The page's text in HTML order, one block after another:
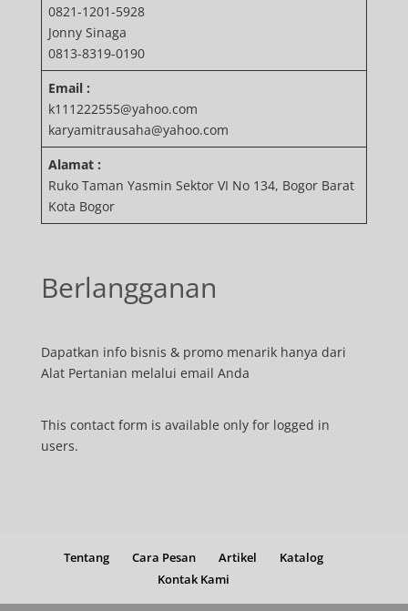
0821-1201-5928
Jonny Sinaga
0813-8319-0190
Email :
k111222555@yahoo.com
karyamitrausaha@yahoo.com
Alamat :
Ruko Taman Yasmin Sektor VI No 134, Bogor Barat
Kota Bogor
Berlangganan
Dapatkan info bisnis & promo menarik hanya dari
Alat Pertanian melalui email Anda
This contact form is available only for logged in
users.
Tentang Cara Pesan Artikel
Katalog
Kontak Kami